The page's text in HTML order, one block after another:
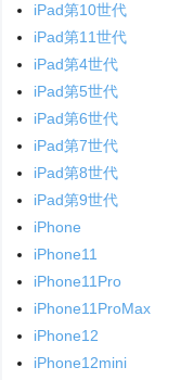
iPad第10世代
iPad第11世代
iPad第4世代
iPad第5世代
iPad第6世代
iPad第7世代
iPad第8世代
iPad第9世代
iPhone
iPhone11
iPhone11Pro
iPhone11ProMax
iPhone12
iPhone12mini